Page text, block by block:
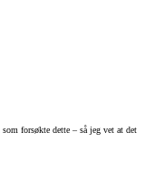
forsøkte dette – så jeg vet at det